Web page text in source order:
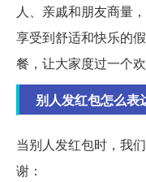
人、亲戚和朋友商量
享受到舒适和快乐的
餐，让大家度过一个
别人发红包怎么表
当别人发红包时，我
谢：